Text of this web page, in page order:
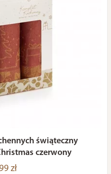
świąteczny
czerwony
zł